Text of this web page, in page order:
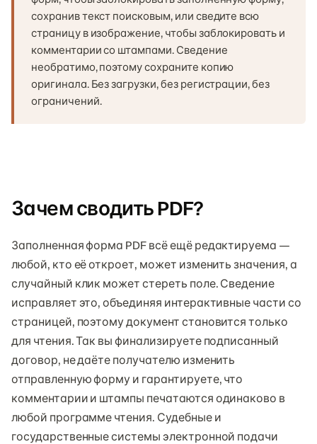
сохранив текст поисковым, или сведите всю
страницу в изображение, чтобы заблокировать и
комментарии со штампами. Сведение
необратимо, поэтому сохраните копию
оригинала. Без загрузки, без регистрации, без
ограничений.
Зачем сводить PDF?
Заполненная форма PDF всё ещё редактируема —
любой, кто её откроет, может изменить значения, а
случайный клик может стереть поле. Сведение
исправляет это, объединяя интерактивные части со
страницей, поэтому документ становится только
для чтения. Так вы финализируете подписанный
договор, не даёте получателю изменить
отправленную форму и гарантируете, что
комментарии и штампы печатаются одинаково в
любой программе чтения. Судебные и
государственные системы электронной подачи